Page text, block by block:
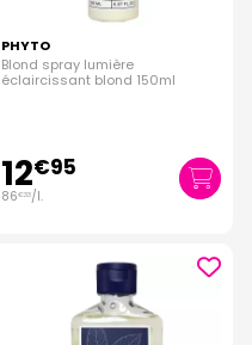
PHYTO
Blond spray lumière
éclaircissant blond 150ml
12€95
86€33/l.